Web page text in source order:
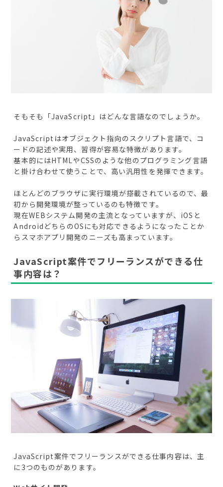
そもそも「JavaScript」はどんな言語なのでしょうか。
JavaScriptはオブジェクト指向のスクリプト言語で、コ
ードの記述や実用、習得が容易な特徴があります。
基本的にはHTMLやCSSのような他のプログラミング言語
と掛け合わせて使うことで、高い汎用性を発揮できます。
ほとんどのブラウザに実行環境が搭載されているので、最
初から開発環境が整っているのも特徴です。
現在WEBシステム開発の主流となっていますが、iOSと
AndroidどちらのOSにも対応できるようになったことか
らスマホアプリ開発のニーズも高まっています。
JavaScript案件でフリーランスができる仕
事内容は？
JavaScript案件でフリーランスができる仕事内容は、主
に3つのものがあります。